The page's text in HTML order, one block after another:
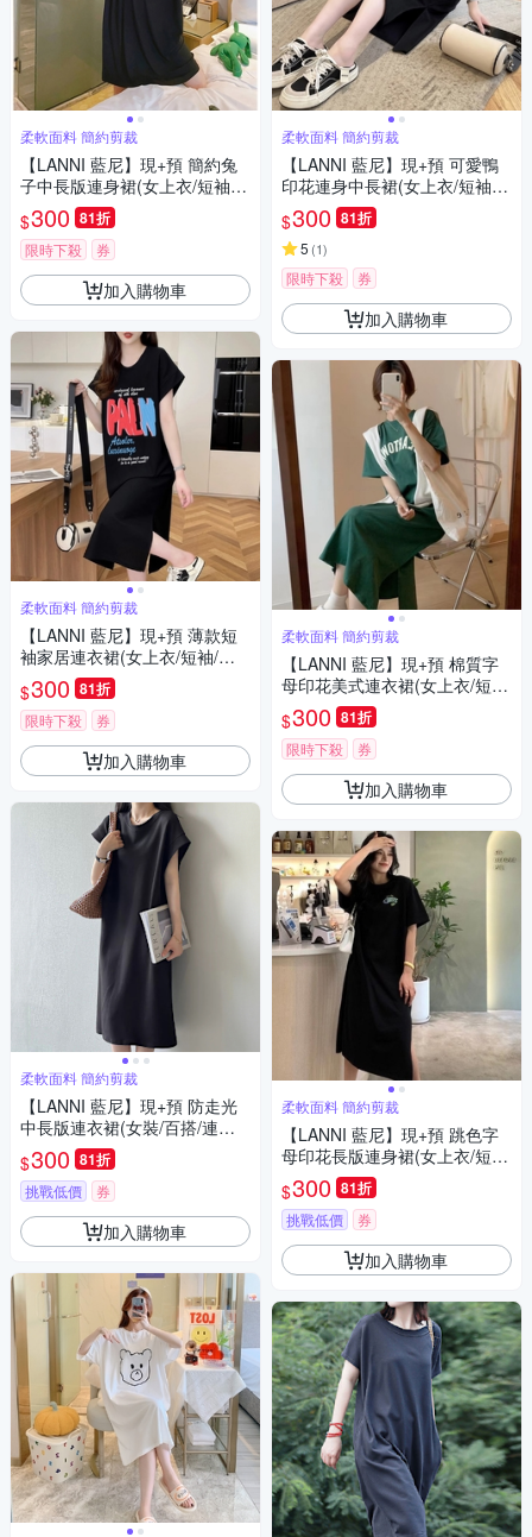
柔軟面料 簡約剪裁
【LANNI 藍尼】現+預 簡約兔
子中長版連身裙(女上衣/短袖/
休閒)
$300 81折
限時下殺 券
加入購物車
柔軟面料 簡約剪裁
【LANNI 藍尼】現+預 薄款短
袖家居連衣裙(女上衣/短袖/休
閒)
$300 81折
限時下殺 券
加入購物車
柔軟面料 簡約剪裁
【LANNI 藍尼】現+預 防走光
中長版連衣裙(女裝/百搭/連衣
裙/長裙)
$300 81折
挑戰低價 券
加入購物車
柔軟面料 簡約剪裁
【LANNI 藍尼】現+預 可愛鴨
印花連身中長裙(女上衣/短袖/
休閒)
$300 81折
5 (1)
限時下殺 券
加入購物車
柔軟面料 簡約剪裁
【LANNI 藍尼】現+預 棉質字
母印花美式連衣裙(女上衣/短
袖/連身裙)
$300 81折
限時下殺 券
加入購物車
柔軟面料 簡約剪裁
【LANNI 藍尼】現+預 跳色字
母印花長版連身裙(女上衣/短
袖/休閒)
$300 81折
挑戰低價 券
加入購物車